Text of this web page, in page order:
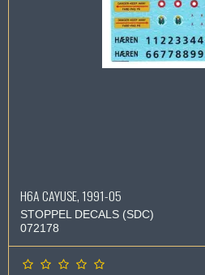
H6A CAYUSE, 1991-05
STOPPEL DECALS (SDC)
072178